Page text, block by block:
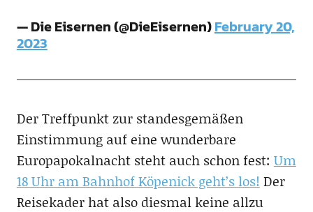
— Die Eisernen (@DieEisernen)February 20,
2023
Der Treffpunkt zur standesgemäßen
Einstimmung auf eine wunderbare
Europapokalnacht steht auch schon fest: Um
18 Uhr am Bahnhof Köpenick geht’s los! Der
Reisekader hat also diesmal keine allzu